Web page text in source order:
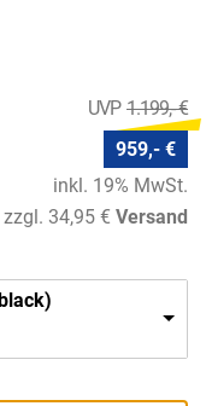
1.199,- €
959,- €
inkl. 19% MwSt.
zzgl. 34,95 € Versand